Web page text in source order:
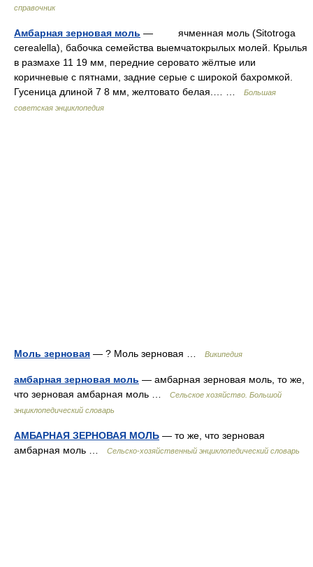
справочник
Амбарная зерновая моль — ячменная моль (Sitotroga
cerealella), бабочка семейства выемчатокрылых молей. Крылья
в размахе 11 19 мм, передние серовато жёлтые или
коричневые с пятнами, задние серые с широкой бахромкой.
Гусеница длиной 7 8 мм, желтовато белая.… …
Большая
советская энциклопедия
Моль зерновая — ? Моль зерновая … Википедия
амбарная зерновая моль — амбарная зерновая моль, то же,
что зерновая амбарная моль …
Сельское хозяйство. Большой
энциклопедический словарь
АМБАРНАЯ ЗЕРНОВАЯ МОЛЬ — то же, что зерновая
амбарная моль …
Сельско-хозяйственный энциклопедический словарь